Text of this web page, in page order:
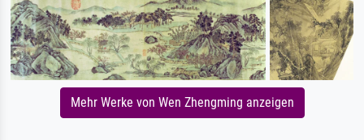
Mehr Werke von Wen Zhengming anzeigen